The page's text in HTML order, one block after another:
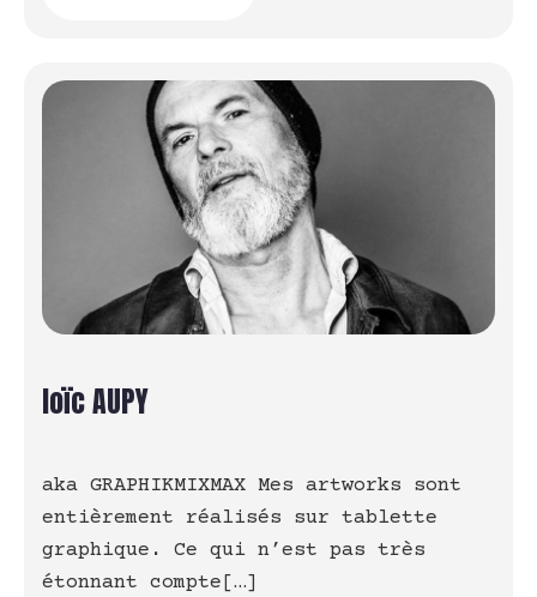
loïc AUPY
aka GRAPHIKMIXMAX Mes artworks sont
entièrement réalisés sur tablette
graphique. Ce qui n’est pas très
étonnant compte[…]